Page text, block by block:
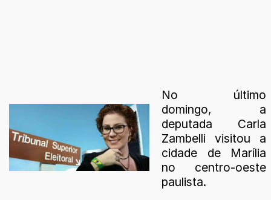
No último
domingo, a
deputada Carla
Zambelli visitou a
cidade de Marília
no centro-oeste
paulista.